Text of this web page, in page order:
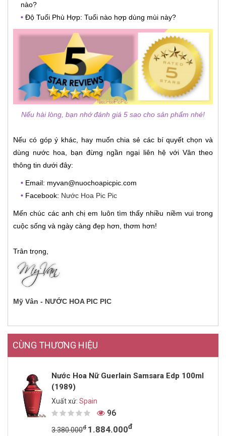
nào?
• Độ Tuổi Phù Hợp: Tuổi nào hợp dùng mùi này?
Nếu hài lòng, bạn nhớ đánh giá 5 sao cho sản phẩm nhé!
Nếu có góp ý khác, hay muốn chia sẻ các bí quyết chọn và
dùng nước hoa, bạn đừng ngần ngại liên hệ với Vân theo
thông tin dưới đây:
• Email: myvan@nuochoapicpic.com
• Facebook: Nước Hoa Pic Pic
Mến chúc các anh chị em luôn tìm thấy nhiều niềm vui trong
cuộc sống và ngày càng đẹp hơn, thơm hơn!
Trân trọng,
Mỹ Vân - NƯỚC HOA PIC PIC
CÙNG THƯƠNG HIỆU
Nước Hoa Nữ Guerlain Samsara Edp 100ml
(1989)
Xuất xứ:Spain
96
3.380.000đ 1.884.000đ